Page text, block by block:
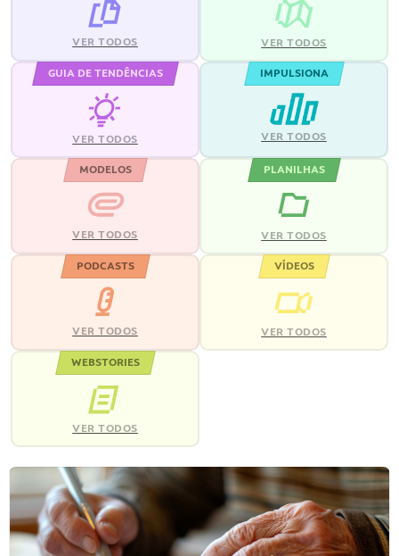
VER TODOS VER TODOS
GUIA DE TENDÊNCIAS
VER TODOS
IMPULSIONA
VER TODOS
MODELOS
VER TODOS
PLANILHAS
VER TODOS
PODCASTS
VER TODOS
VÍDEOS
VER TODOS
WEBSTORIES
VER TODOS